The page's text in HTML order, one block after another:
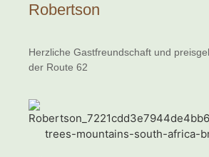
Robertson
Herzliche Gastfreundschaft und
der Route 62